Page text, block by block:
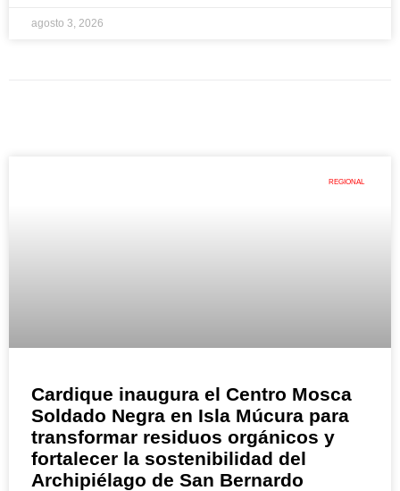
agosto 3, 2026
REGIONAL
Cardique inaugura el Centro Mosca
Soldado Negra en Isla Múcura para
transformar residuos orgánicos y
fortalecer la sostenibilidad del
Archipiélago de San Bernardo